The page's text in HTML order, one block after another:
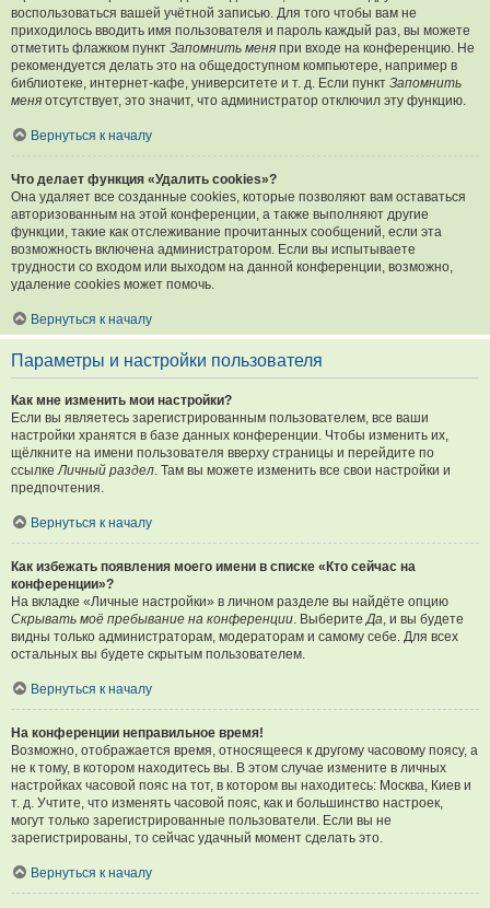
воспользоваться вашей учётной записью. Для того чтобы вам не
приходилось вводить имя пользователя и пароль каждый раз, вы можете
отметить флажком пункт Запомнить меня при входе на конференцию. Не
рекомендуется делать это на общедоступном компьютере, например в
библиотеке, интернет-кафе, университете и т. д. Если пункт Запомнить
меня отсутствует, это значит, что администратор отключил эту функцию.
Вернуться к началу
Что делает функция «Удалить cookies»?
Она удаляет все созданные cookies, которые позволяют вам оставаться
авторизованным на этой конференции, а также выполняют другие
функции, такие как отслеживание прочитанных сообщений, если эта
возможность включена администратором. Если вы испытываете
трудности со входом или выходом на данной конференции, возможно,
удаление cookies может помочь.
Вернуться к началу
Параметры и настройки пользователя
Как мне изменить мои настройки?
Если вы являетесь зарегистрированным пользователем, все ваши
настройки хранятся в базе данных конференции. Чтобы изменить их,
щёлкните на имени пользователя вверху страницы и перейдите по
ссылкеЛичный раздел. Там вы можете изменить все свои настройки и
предпочтения.
Вернуться к началу
Как избежать появления моего имени в списке «Кто сейчас на
конференции»?
На вкладке «Личные настройки» в личном разделе вы найдёте опцию
Скрывать моё пребывание на конференции. ВыберитеДа, и вы будете
видны только администраторам, модераторам и самому себе. Для всех
остальных вы будете скрытым пользователем.
Вернуться к началу
На конференции неправильное время!
Возможно, отображается время, относящееся к другому часовому поясу, а
не к тому, в котором находитесь вы. В этом случае измените в личных
настройках часовой пояс на тот, в котором вы находитесь: Москва, Киев и
т. д. Учтите, что изменять часовой пояс, как и большинство настроек,
могут только зарегистрированные пользователи. Если вы не
зарегистрированы, то сейчас удачный момент сделать это.
Вернуться к началу